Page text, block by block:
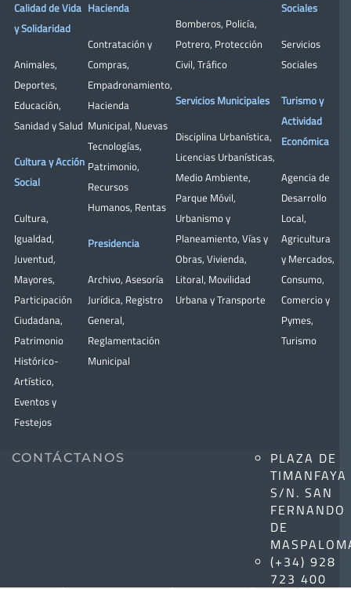
Calidad de Vida
y Solidaridad
Animales,
Deportes,
Educación,
Sanidad y Salud
Cultura y Acción
Social
Cultura,
Igualdad,
Juventud,
Mayores,
Participación
Ciudadana,
Patrimonio
Histórico-
Artístico,
Eventos y
Festejos
Hacienda
Contratación y
Compras,
Empadronamiento,
Hacienda
Municipal, Nuevas
Tecnologías,
Patrimonio,
Recursos
Humanos, Rentas
Presidencia
Archivo, Asesoría
Jurídica, Registro
General,
Reglamentación
Municipal
Bomberos, Policía,
Potrero, Protección
Civil, Tráfico
Servicios Municipales
Disciplina Urbanística,
Licencias Urbanísticas,
Medio Ambiente,
Parque Móvil,
Urbanismo y
Planeamiento, Vías y
Obras, Vivienda,
Litoral, Movilidad
Urbana y Transporte
Sociales
Servicios
Sociales
Turismo y
Actividad
Económica
Agencia de
Desarrollo
Local,
Agricultura
y Mercados,
Consumo,
Comercio y
Pymes,
Turismo
CONTÁCTANOS
PLAZA DE
TIMANFAYA
S/N. SAN
FERNANDO
DE
(+34) 928
723 400